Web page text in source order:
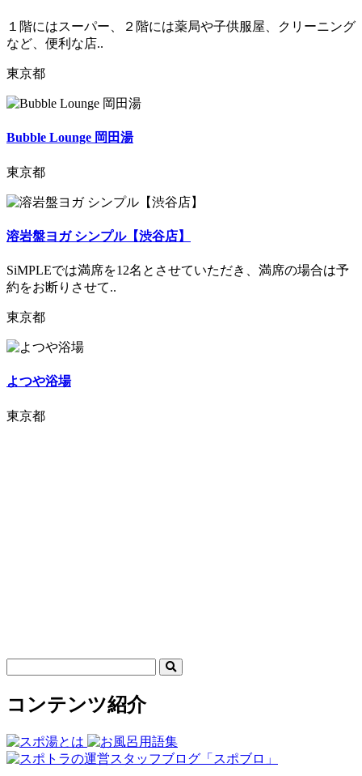
１階にはスーパー、２階には薬局や子供服屋、クリーニング
など、便利な店..
東京都
Bubble Lounge 岡田湯
東京都
溶岩盤ヨガ シンプル【渋谷店】
SiMPLEでは満席を12名とさせていただき、満席の場合は予
約をお断りさせて..
東京都
よつや浴場
東京都
コンテンツ紹介